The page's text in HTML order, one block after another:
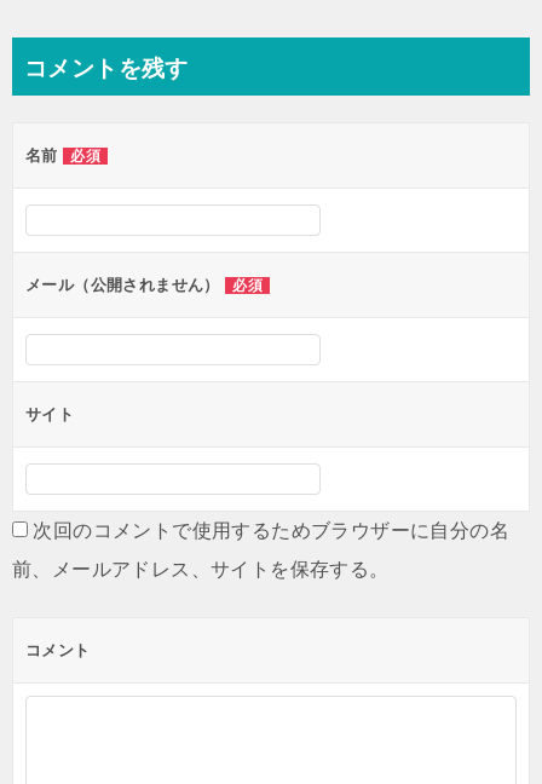
ビ
ー
シ
ン
コメントを残す
名前 必須
メール（公開されません） 必須
サイト
次回のコメントで使用するためブラウザーに自分の名
前、メールアドレス、サイトを保存する。
コメント